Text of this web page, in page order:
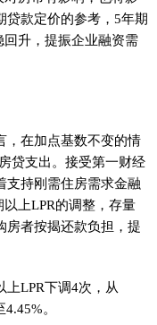
贷款定价的参考，5年期
回升，提振企业融资需
，在加点基数不变的情
贷支出。接受第一财经
支持刚需住房需求金融
上LPR的调整，存量
房者按揭还款负担，提
上LPR下调4次，从
。